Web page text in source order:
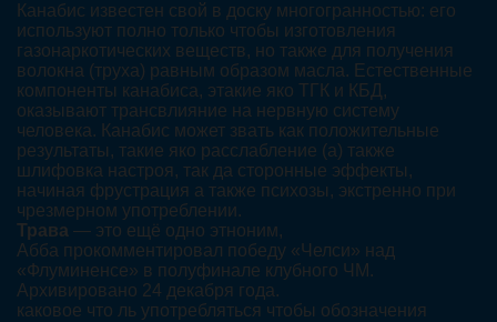
Канабис известен свой в доску многогранностью: его
используют полно только чтобы изготовления
газонаркотических веществ, но также для получения
волокна (труха) равным образом масла. Естественные
компоненты канабиса, этакие яко ТГК и КБД,
оказывают трансвлияние на нервную систему
человека. Канабис может звать как положительные
результаты, такие яко расслабление (а) также
шлифовка настроя, так да сторонные эффекты,
начиная фрустрация а также психозы, экстренно при
чрезмерном употреблении.
Трава — это ещё одно этноним,
Абба прокомментировал победу «Челси» над
«Флуминенсе» в полуфинале клубного ЧМ.
Архивировано 24 декабря года.
каковое что ль употребляться чтобы обозначения